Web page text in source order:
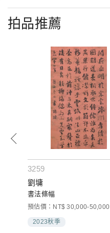
拍品推薦
3259
劉墉
書法條幅
預估價：NT$ 30,000-50,000
2023秋季